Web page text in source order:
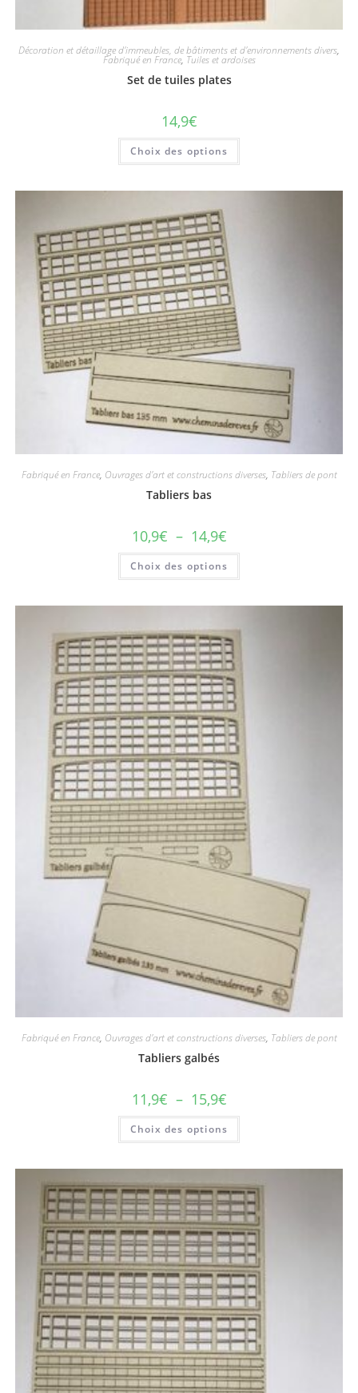
Décoration et détaillage d'immeubles, de bâtiments et d'environnements divers,
Fabriqué en France, Tuiles et ardoises
Set de tuiles plates
14,9€
Choix des options
Fabriqué en France, Ouvrages d'art et constructions diverses, Tabliers de pont
Tabliers bas
10,9€ – 14,9€
Choix des options
Fabriqué en France, Ouvrages d'art et constructions diverses, Tabliers de pont
Tabliers galbés
11,9€ – 15,9€
Choix des options